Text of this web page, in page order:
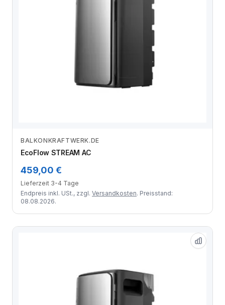
Zum Angebot
BALKONKRAFTWERK.DE
EcoFlow STREAM AC
459,00 €
Lieferzeit 3-4 Tage
Endpreis inkl. USt., zzgl. Versandkosten. Preisstand:
08.08.2026.